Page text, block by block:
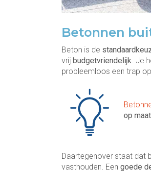
Betonnen
Beton is de
vrij budgetvriendelijk. Je
probleemloos een trap
op
Daartegenover staat dat
vasthouden. Een goede